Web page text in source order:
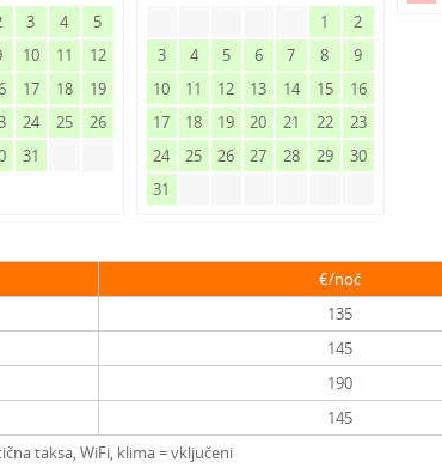
3 4
5
10 11
12
17 18
19
24 25
26
31
1
2
3
4 5 6 7 8
9
10
11 12 13 14 15
16
17
18 19 20 21 22
23
24
25 26 27 28 29
30
31
€/noč
135
145
190
145
taksa, WiFi, klima = vključeni